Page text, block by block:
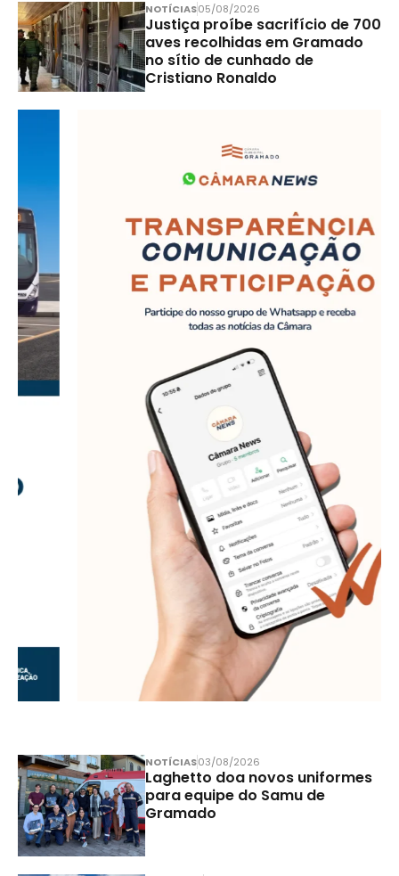
NOTÍCIAS05/08/2026
Justiça proíbe sacrifício de 700
aves recolhidas em Gramado
no sítio de cunhado de
Cristiano Ronaldo
NOTÍCIAS03/08/2026
Laghetto doa novos uniformes
para equipe do Samu de
Gramado